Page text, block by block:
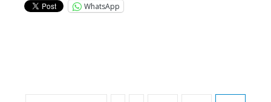
WhatsApp